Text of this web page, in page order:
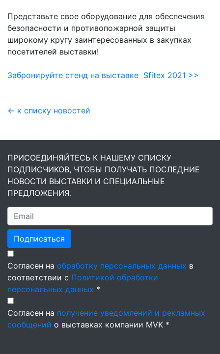
Представьте свое оборудование для обеспечения
безопасности и противопожарной защиты
широкому кругу заинтересованных в закупках
посетителей выставки!
Забронируйте стенд на выставке Sfitex 2021 >>
← к списку новостей
ПРИСОЕДИНЯЙТЕСЬ К НАШЕМУ СПИСКУ
ПОДПИСЧИКОВ, ЧТОБЫ ПОЛУЧАТЬ ПОСЛЕДНИЕ
НОВОСТИ ВЫСТАВКИ И СПЕЦИАЛЬНЫЕ
ПРЕДЛОЖЕНИЯ.
Подписаться
Согласен на обработку персональных данных в
соответствии с Политикой обработки
персональных данных *
Согласен на получение уведомлений и рекламных
сообщений о выставках компании MVK *